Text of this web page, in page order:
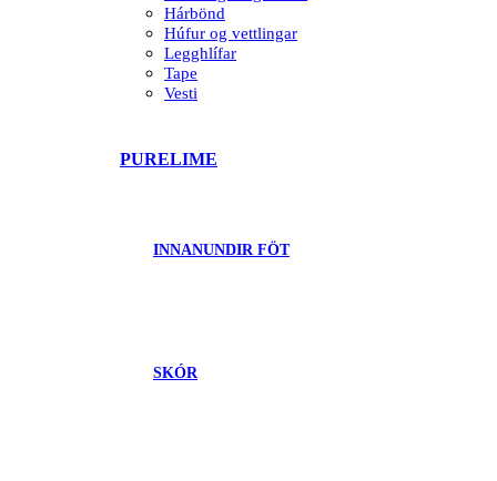
Hárbönd
Húfur og vettlingar
Legghlífar
Tape
Vesti
PURELIME
INNANUNDIR FÖT
SKÓR